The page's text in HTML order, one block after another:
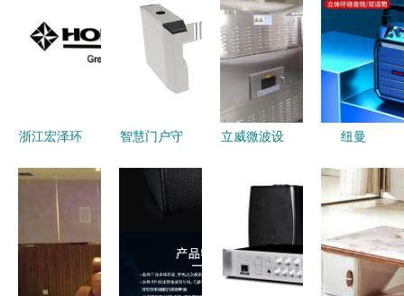
用或商用都
可
高级视听
展，开启家
用视听新体
何突围？
——看“视
听设备”维
度的扩张思
维
用视听设备
销售新路径
浙江宏泽环
家用视听设
备销售重塑
智能家居新
智慧门户守
择优质摆闸
用安全娱乐
共享场域
立威微波设
效益双赢的
黄粉虫烘干
膨化新选择
纽曼
用视听设备
打造沉浸式
家庭娱乐体
验